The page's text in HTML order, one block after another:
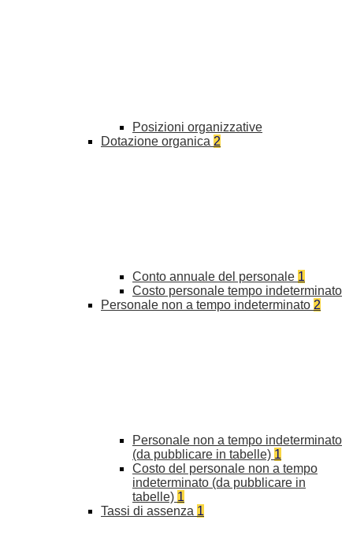
Posizioni organizzative
Dotazione organica 2
Conto annuale del personale 1
Costo personale tempo indeterminato
Personale non a tempo indeterminato 2
Personale non a tempo indeterminato
(da pubblicare in tabelle) 1
Costo del personale non a tempo
indeterminato (da pubblicare in
tabelle) 1
Tassi di assenza 1